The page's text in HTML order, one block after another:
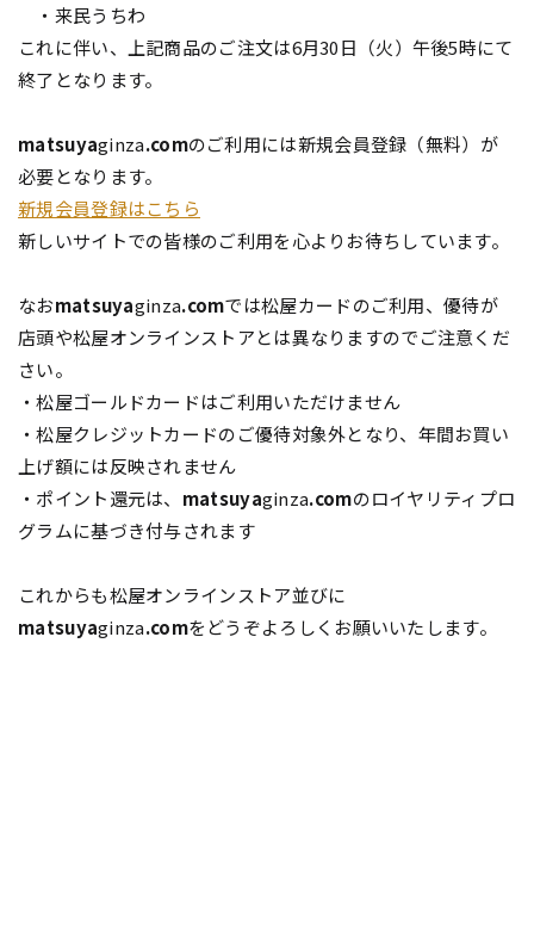
・来民うちわ
これに伴い、上記商品のご注文は6月30日（火）午後5時にて
終了となります。
matsuyaginza.comのご利用には新規会員登録（無料）が
必要となります。
新規会員登録はこちら
新しいサイトでの皆様のご利用を心よりお待ちしています。
なおmatsuyaginza.comでは松屋カードのご利用、優待が
店頭や松屋オンラインストアとは異なりますのでご注意くだ
さい。
・松屋ゴールドカードはご利用いただけません
・松屋クレジットカードのご優待対象外となり、年間お買い
上げ額には反映されません
・ポイント還元は、 matsuyaginza.comのロイヤリティプロ
グラムに基づき付与されます
これからも松屋オンラインストア並びに
matsuyaginza.comをどうぞよろしくお願いいたします。